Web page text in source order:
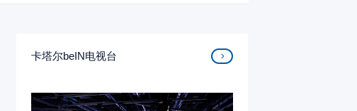
卡塔尔beIN电视台